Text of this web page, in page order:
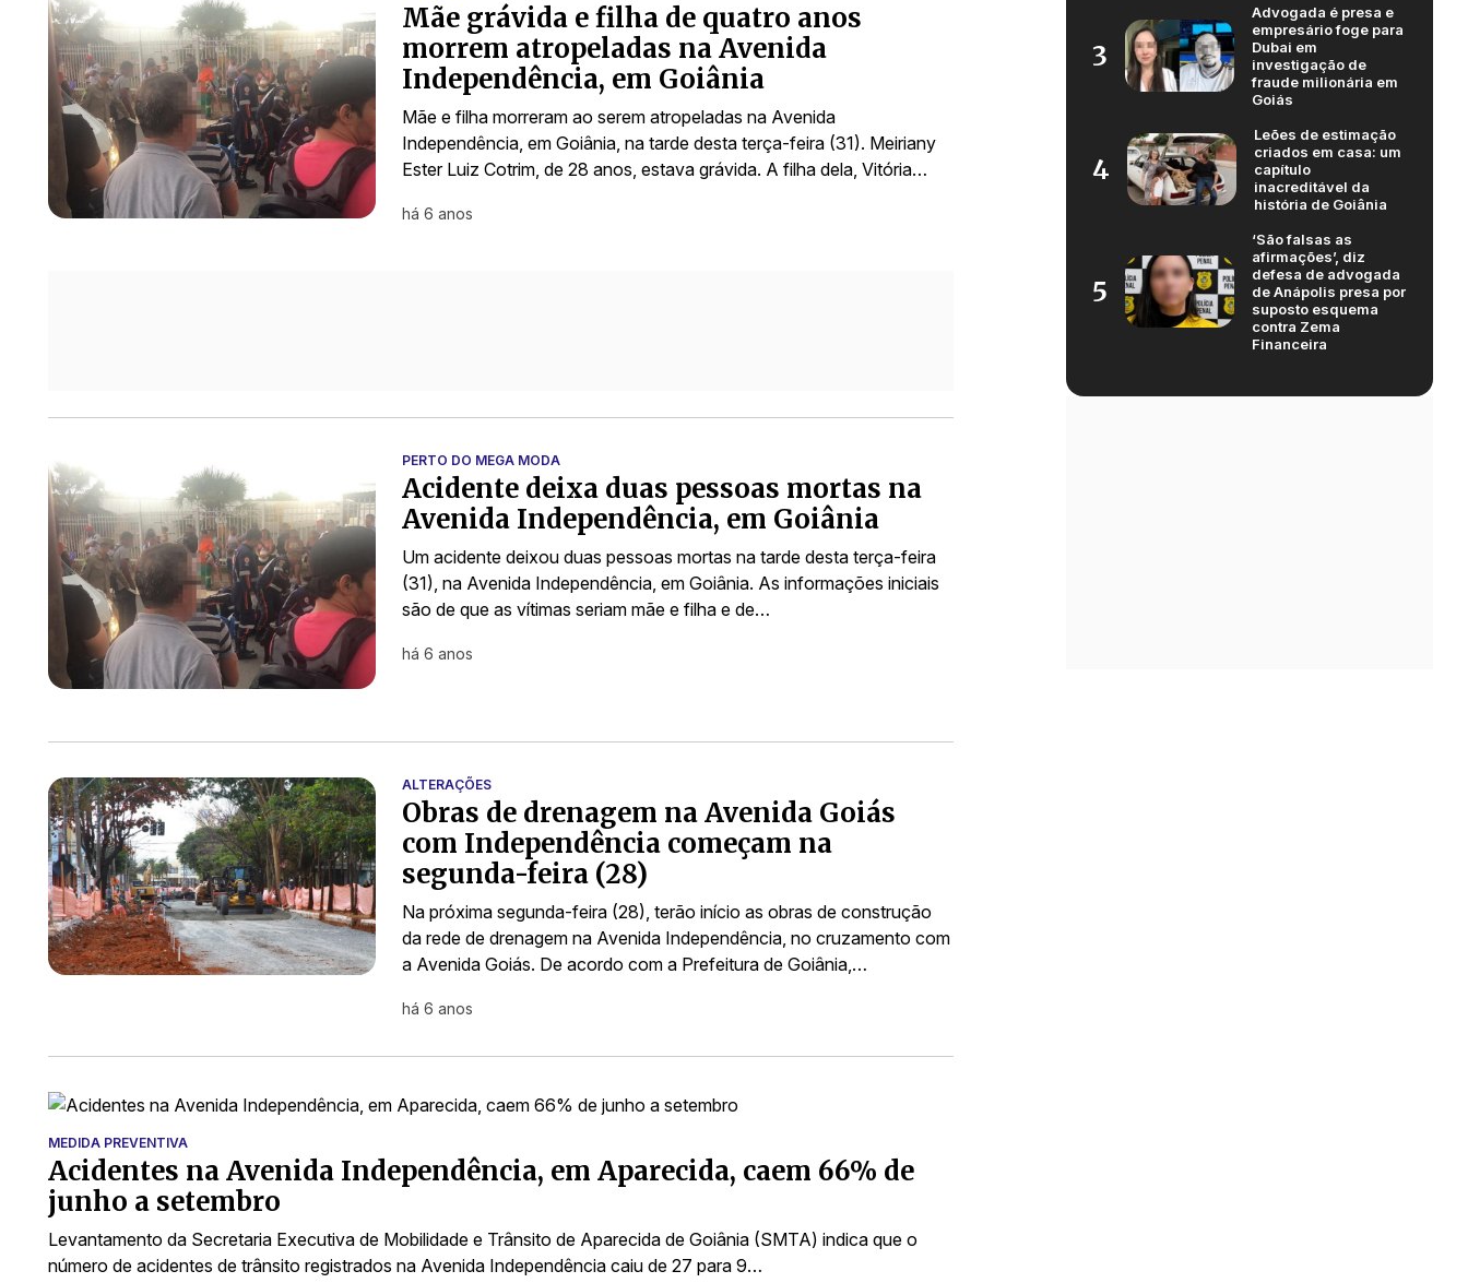
Mãe grávida e filha de quatro anos
morrem atropeladas na Avenida
Independência, em Goiânia
Mãe e filha morreram ao serem atropeladas na Avenida
Independência, em Goiânia, na tarde desta terça-feira (31). Meiriany
Ester Luiz Cotrim, de 28 anos, estava grávida. A filha dela, Vitória…
há 6 anos
PERTO DO MEGA MODA
Acidente deixa duas pessoas mortas na
Avenida Independência, em Goiânia
Um acidente deixou duas pessoas mortas na tarde desta terça-feira
(31), na Avenida Independência, em Goiânia. As informações iniciais
são de que as vítimas seriam mãe e filha e de…
há 6 anos
ALTERAÇÕES
Obras de drenagem na Avenida Goiás
com Independência começam na
segunda-feira (28)
Na próxima segunda-feira (28), terão início as obras de construção
da rede de drenagem na Avenida Independência, no cruzamento com
a Avenida Goiás. De acordo com a Prefeitura de Goiânia,…
há 6 anos
MEDIDA PREVENTIVA
Acidentes na Avenida Independência, em Aparecida, caem 66% de
junho a setembro
Levantamento da Secretaria Executiva de Mobilidade e Trânsito de Aparecida de Goiânia (SMTA) indica que o
número de acidentes de trânsito registrados na Avenida Independência caiu de 27 para 9…
3
Advogada é presa e
empresário foge para
Dubai em
investigação de
fraude milionária em
Goiás
4
Leões de estimação
criados em casa: um
capítulo
inacreditável da
história de Goiânia
5
‘São falsas as
afirmações’, diz
defesa de advogada
de Anápolis presa por
suposto esquema
contra Zema
Financeira